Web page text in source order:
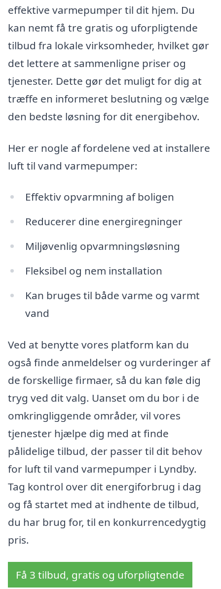
effektive varmepumper til dit hjem. Du
kan nemt få tre gratis og uforpligtende
tilbud fra lokale virksomheder, hvilket gør
det lettere at sammenligne priser og
tjenester. Dette gør det muligt for dig at
træffe en informeret beslutning og vælge
den bedste løsning for dit energibehov.
Her er nogle af fordelene ved at installere
luft til vand varmepumper:
Effektiv opvarmning af boligen
Reducerer dine energiregninger
Miljøvenlig opvarmningsløsning
Fleksibel og nem installation
Kan bruges til både varme og varmt
vand
Ved at benytte vores platform kan du
også finde anmeldelser og vurderinger af
de forskellige firmaer, så du kan føle dig
tryg ved dit valg. Uanset om du bor i de
omkringliggende områder, vil vores
tjenester hjælpe dig med at finde
pålidelige tilbud, der passer til dit behov
for luft til vand varmepumper i Lyndby.
Tag kontrol over dit energiforbrug i dag
og få startet med at indhente de tilbud,
du har brug for, til en konkurrencedygtig
pris.
Få 3 tilbud, gratis og uforpligtende